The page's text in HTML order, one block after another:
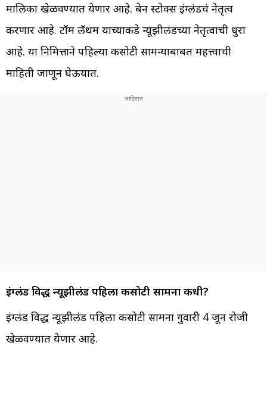
मालिका खेळवण्यात येणार आहे. बेन स्टोक्स इंग्लंडचं नेतृत्व
करणार आहे. टॉम लॅथम याच्याकडे न्यूझीलंडच्या नेतृत्वाची धुरा
आहे. या निमित्ताने पहिल्या कसोटी सामन्याबाबत महत्त्वाची
माहिती जाणून घेऊयात.
इंग्लंड विरुद्ध न्यूझीलंड पहिला कसोटी सामना कधी?
इंग्लंड विरुद्ध न्यूझीलंड पहिला कसोटी सामना गुरुवारी 4 जून रोजी
खेळवण्यात येणार आहे.